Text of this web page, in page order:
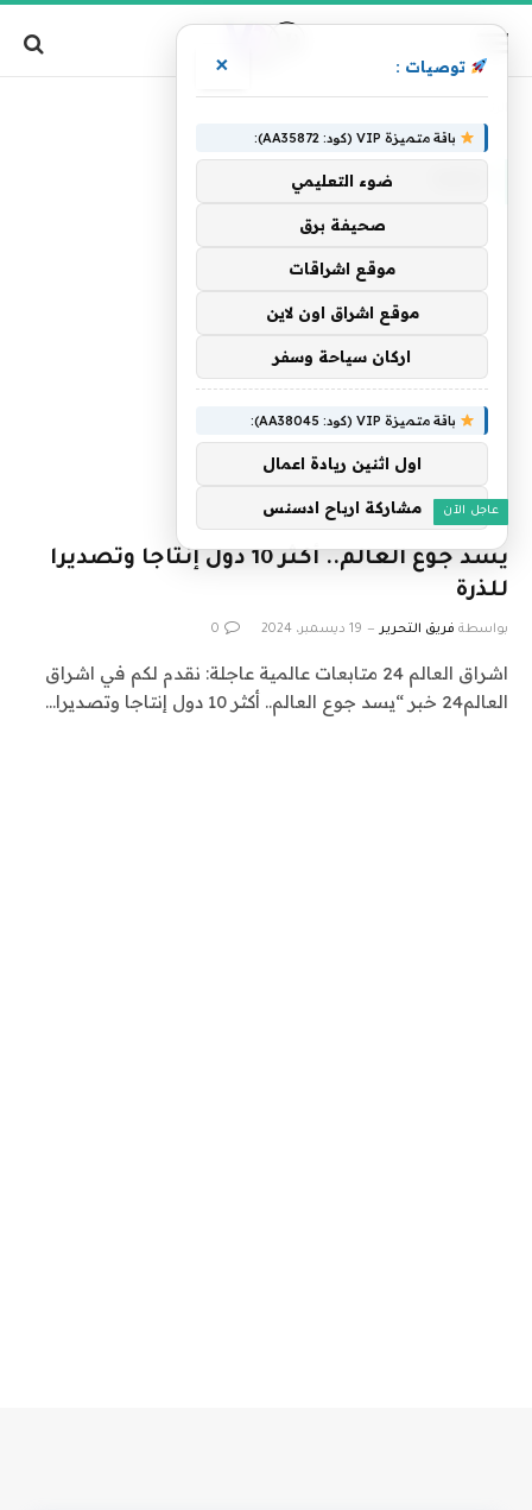
عاجل الآن
يسد جوع العالم.. أكثر 10 دول إنتاجا وتصديرا
للذرة
بواسطة فريق التحرير 19 ديسمبر، 2024 0
اشراق العالم 24 متابعات عالمية عاجلة: نقدم لكم في اشراق
العالم24 خبر “يسد جوع العالم.. أكثر 10 دول إنتاجا وتصديرا…
توصيات : ×
باقة متميزة VIP (كود: AA35872):
ضوء التعليمي
صحيفة برق
موقع اشراقات
موقع اشراق اون لاين
اركان سياحة وسفر
باقة متميزة VIP (كود: AA38045):
اول اثنين ريادة اعمال
مشاركة ارباح ادسنس